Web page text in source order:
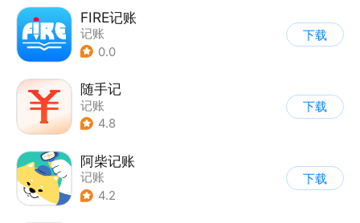
FIRE记账
记账
0.0
下载
随手记
记账
4.8
下载
阿柴记账
记账
4.2
下载